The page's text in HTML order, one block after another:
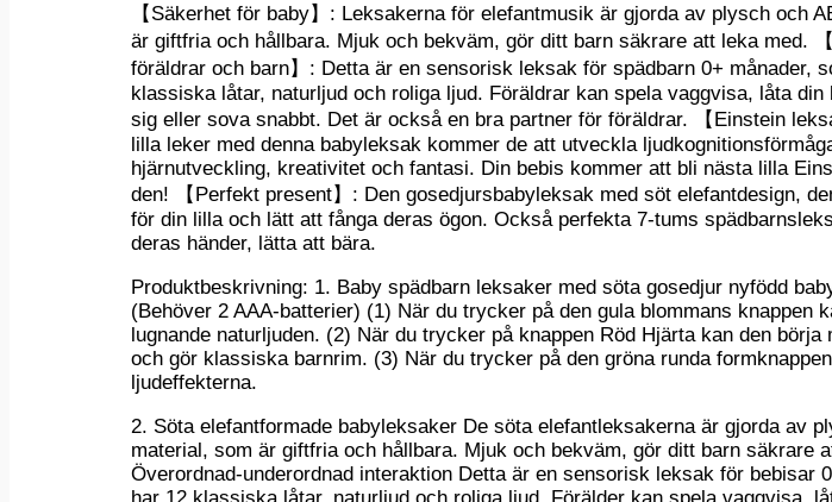
【Säkerhet för baby】: Leksakerna för elefantmusik är gjorda av plysch och
är giftfria och hållbara. Mjuk och bekväm, gör ditt barn säkrare att leka med.
föräldrar och barn】: Detta är en sensorisk leksak för spädbarn 0+ månader,
klassiska låtar, naturljud och roliga ljud. Föräldrar kan spela vaggvisa, låta din
sig eller sova snabbt. Det är också en bra partner för föräldrar. 【Einstein
lilla leker med denna babyleksak kommer de att utveckla
hjärnutveckling, kreativitet och fantasi. Din bebis kommer att bli nästa lilla
den! 【Perfekt present】: Den gosedjursbabyleksak med söt elefantdesign,
för din lilla och lätt att fånga deras ögon. Också perfekta 7-tums
deras händer, lätta att bära.
Produktbeskrivning: 1. Baby spädbarn leksaker med söta gosedjur nyfödd
(Behöver 2 AAA-batterier) (1) När du trycker på den gula blommans knappen
lugnande naturljuden. (2) När du trycker på knappen Röd Hjärta kan den börja
och gör klassiska barnrim. (3) När du trycker på den gröna runda
ljudeffekterna.
2. Söta elefantformade babyleksaker De söta elefantleksakerna är gjorda av
material, som är giftfria och hållbara. Mjuk och bekväm, gör ditt barn säkrare
Överordnad-underordnad interaktion Detta är en sensorisk leksak för bebisar